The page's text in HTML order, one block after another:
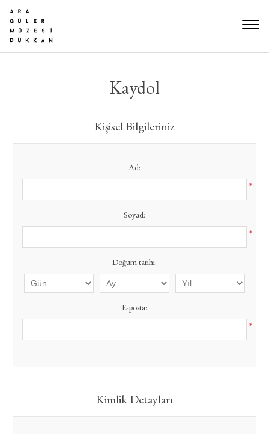
Kaydol
Kişisel Bilgileriniz
Ad:
*
Soyad:
*
Doğum tarihi:
E-posta:
*
Kimlik Detayları